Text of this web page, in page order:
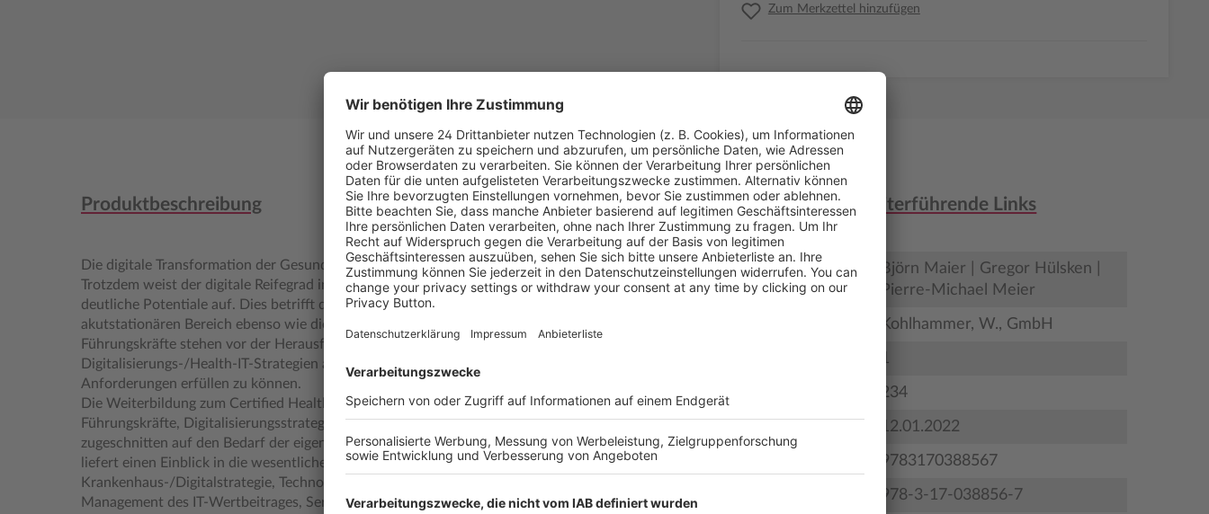
Zum Merkzettel hinzufügen
Produktbeschreibung
Die digitale Transformation der Gesundheitswirtschaft ist in vollem Gange.
Trotzdem weist der digitale Reifegrad in allen Versorgungsbereichen noch
deutliche Potentiale auf. Dies betrifft den stationären, ambulanten und post-
akutstationären Bereich ebenso wie die Rehabilitation und Pflege.
Führungskräfte stehen vor der Herausforderung, sich mit
Digitalisierungs-/Health-IT-Strategien auseinanderzusetzen, um die
Anforderungen erfüllen zu können.
Die Weiterbildung zum Certified Healthcare CIO (CHCIO) qualifiziert
Führungskräfte, Digitalisierungsstrategien zu entwickeln und umzusetzen,
zugeschnitten auf den Bedarf der eigenen Gesundheitseinrichtung. Das Buch
liefert einen Einblick in die wesentlichen Kompetenzfelder, d. h.
Krankenhaus-/Digitalstrategie, Technologiemanagement, Change Management,
Management des IT-Wertbeitrages, Service Management, Talent Management
Informationen & weiterführende Links
Herausgeber
Björn Maier | Gregor Hülsken |
Pierre-Michael Meier
Kohlhammer, W., GmbH
1
Seitenzahl 234
12.01.2022
9783170388567
978-3-17-038856-7